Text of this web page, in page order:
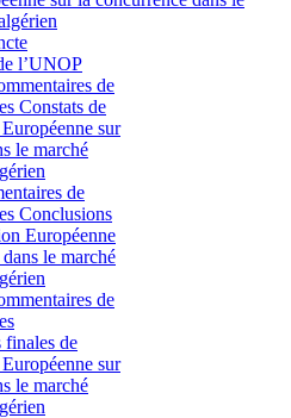
l’UNOP
de
Constats de
sur
le marché
de
Conclusions
Européenne
le marché
de
finales de
sur
le marché